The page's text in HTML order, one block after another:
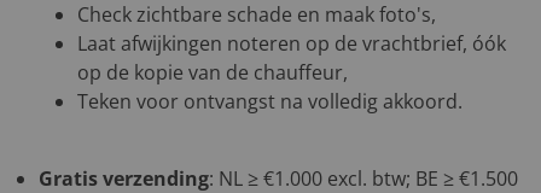
Check zichtbare schade en maak foto's,
Laat afwijkingen noteren op de vrachtbrief, óók
op de kopie van de chauffeur,
Teken voor ontvangst na volledig akkoord.
Gratis verzending: NL ≥ €1.000 excl. btw; BE ≥ €1.500